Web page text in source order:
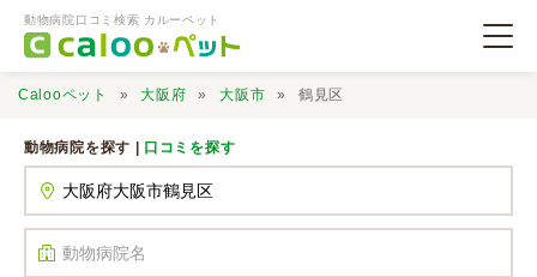
動物病院口コミ検索 カルーペット
Calooペット 大阪府 大阪市 鶴見区
動物病院を探す | 口コミを探す